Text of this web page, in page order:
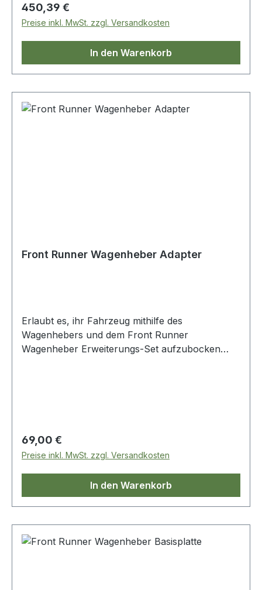
Regulärer Preis:
450,39 €
Preise inkl. MwSt. zzgl. Versandkosten
In den Warenkorb
Front Runner Wagenheber Adapter
Erlaubt es, ihr Fahrzeug mithilfe des
Wagenhebers und dem Front Runner
Wagenheber Erweiterungs-Set aufzubocken
Regulärer Preis:
69,00 €
Preise inkl. MwSt. zzgl. Versandkosten
In den Warenkorb